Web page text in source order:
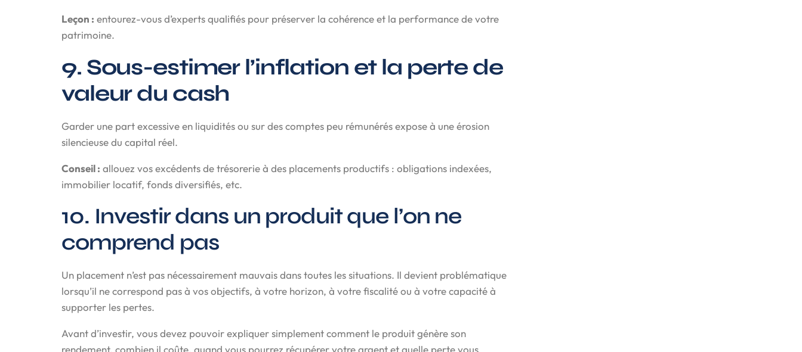
Leçon : entourez-vous d’experts qualifiés pour préserver la cohérence et la performance de votre
patrimoine.
9. Sous-estimer l’inflation et la perte de
valeur du cash
Garder une part excessive en liquidités ou sur des comptes peu rémunérés expose à une érosion
silencieuse du capital réel.
Conseil : allouez vos excédents de trésorerie à des placements productifs : obligations indexées,
immobilier locatif, fonds diversifiés, etc.
10. Investir dans un produit que l’on ne
comprend pas
Un placement n’est pas nécessairement mauvais dans toutes les situations. Il devient problématique
lorsqu’il ne correspond pas à vos objectifs, à votre horizon, à votre fiscalité ou à votre capacité à
supporter les pertes.
Avant d’investir, vous devez pouvoir expliquer simplement comment le produit génère son
rendement, combien il coûte, quand vous pourrez récupérer votre argent et quelle perte vous